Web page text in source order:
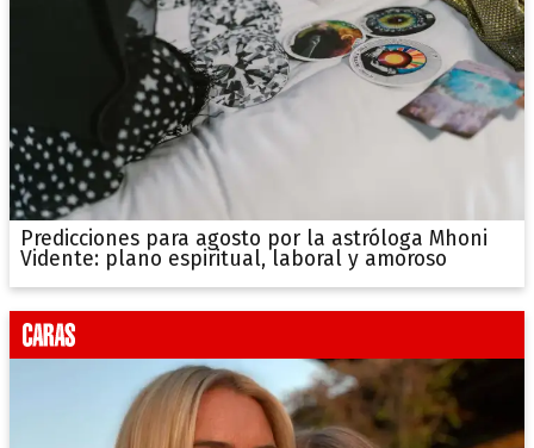
Predicciones para agosto por la astróloga Mhoni
Vidente: plano espiritual, laboral y amoroso